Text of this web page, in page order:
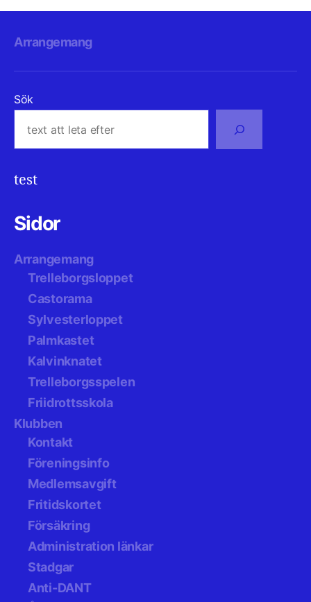
Arrangemang
Sök
test
Sidor
Arrangemang
Trelleborgsloppet
Castorama
Sylvesterloppet
Palmkastet
Kalvinknatet
Trelleborgsspelen
Friidrottsskola
Klubben
Kontakt
Föreningsinfo
Medlemsavgift
Fritidskortet
Försäkring
Administration länkar
Stadgar
Anti-DANT